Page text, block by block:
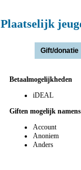
Plaatselijk
Betaalmogelijkheden
iDEAL
Giften mogelijk namens
Account
Anoniem
Anders